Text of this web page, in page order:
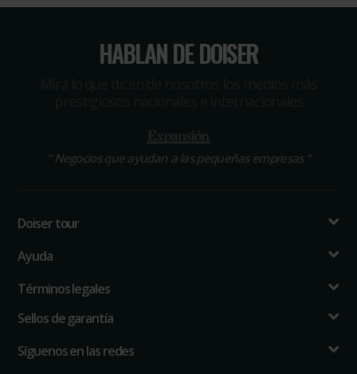
HABLAN DE DOISER
“Negocios que ayudan a las pequeñas empresas “
Doiser tour
Ayuda
Términos legales
Sellos de garantía
Síguenos en las redes